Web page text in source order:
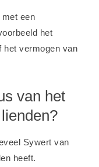
een
het
het vermogen van
van het
Sywert van
heeft.